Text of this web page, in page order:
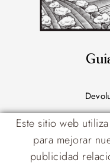
Este sitio web
para mejorar
publicidad